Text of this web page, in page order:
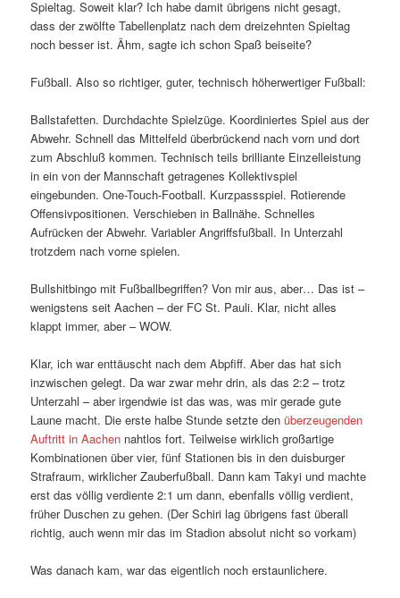
Spieltag. Soweit klar? Ich habe damit übrigens nicht gesagt,
dass der zwölfte Tabellenplatz nach dem dreizehnten Spieltag
noch besser ist. Ähm, sagte ich schon Spaß beiseite?
Fußball. Also so richtiger, guter, technisch höherwertiger Fußball:
Ballstafetten. Durchdachte Spielzüge. Koordiniertes Spiel aus der
Abwehr. Schnell das Mittelfeld überbrückend nach vorn und dort
zum Abschluß kommen. Technisch teils brilliante Einzelleistung
in ein von der Mannschaft getragenes Kollektivspiel
eingebunden. One-Touch-Football. Kurzpassspiel. Rotierende
Offensivpositionen. Verschieben in Ballnähe. Schnelles
Aufrücken der Abwehr. Variabler Angriffsfußball. In Unterzahl
trotzdem nach vorne spielen.
Bullshitbingo mit Fußballbegriffen? Von mir aus, aber… Das ist –
wenigstens seit Aachen – der FC St. Pauli. Klar, nicht alles
klappt immer, aber – WOW.
Klar, ich war enttäuscht nach dem Abpfiff. Aber das hat sich
inzwischen gelegt. Da war zwar mehr drin, als das 2:2 – trotz
Unterzahl – aber irgendwie ist das was, was mir gerade gute
Laune macht. Die erste halbe Stunde setzte denüberzeugenden
Auftritt in Aachen nahtlos fort. Teilweise wirklich großartige
Kombinationen über vier, fünf Stationen bis in den duisburger
Strafraum, wirklicher Zauberfußball. Dann kam Takyi und machte
erst das völlig verdiente 2:1 um dann, ebenfalls völlig verdient,
früher Duschen zu gehen. (Der Schiri lag übrigens fast überall
richtig, auch wenn mir das im Stadion absolut nicht so vorkam)
Was danach kam, war das eigentlich noch erstaunlichere.